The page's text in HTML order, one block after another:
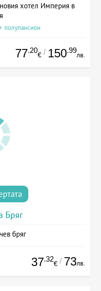
хотел Империя в
полупансион
77.20
€ / 150.99
лв.
Бряг
бряг
37.32
€ / 73лв.